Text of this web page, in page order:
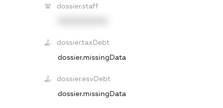
dossier.staff
dossier.taxDebt
dossier.missingData
dossier.esvDebt
dossier.missingData